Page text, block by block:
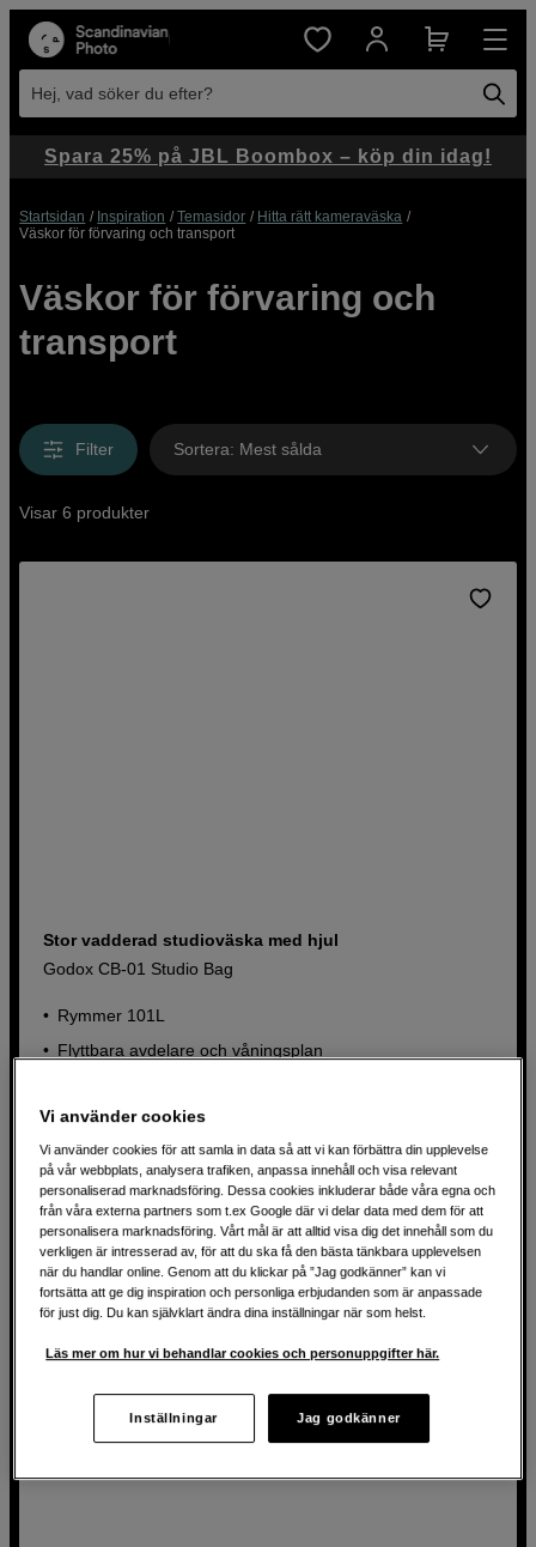
Hej, vad söker du efter?
Startsidan Inspiration Temasidor
Hitta rätt kameraväska
Väskor för förvaring och transport
Väskor för förvaring och
transport
Filter Sortera: Mest sålda
Visar 6 produkter
Stor vadderad studioväska med hjul
Godox CB-01 Studio Bag
Rymmer 101L
Flyttbara avdelare och våningsplan
1 790 SEK
Spara 25% på JBL Boombox – köp din idag!
Vi använder cookies
Vi använder cookies för att samla in data så att vi kan förbättra din upplevelse
på vår webbplats, analysera trafiken, anpassa innehåll och visa relevant
personaliserad marknadsföring. Dessa cookies inkluderar både våra egna och
från våra externa partners som t.ex Google där vi delar data med dem för att
personalisera marknadsföring. Vårt mål är att alltid visa dig det innehåll som du
verkligen är intresserad av, för att du ska få den bästa tänkbara upplevelsen
när du handlar online. Genom att du klickar på ”Jag godkänner” kan vi
fortsätta att ge dig inspiration och personliga erbjudanden som är anpassade
för just dig. Du kan självklart ändra dina inställningar när som helst.
Läs mer om hur vi behandlar cookies och personuppgifter här.
Inställningar Jag godkänner